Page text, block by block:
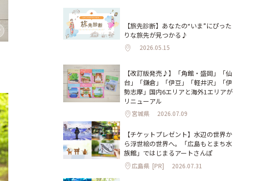
【旅先診断】あなたの“いま”にぴった
りな旅先が見つかる♪
2026.05.15
【改訂版発売♪】「角館・盛岡」「仙
台」「鎌倉」「伊豆」「軽井沢」「伊
勢志摩」国内6エリアと海外1エリアが
リニューアル
宮城県 2026.07.09
【チケットプレゼント】水辺の世界か
ら浮世絵の世界へ。「広島もとまち水
族館」ではじまるアートさんぽ
広島県 [PR] 2026.07.31